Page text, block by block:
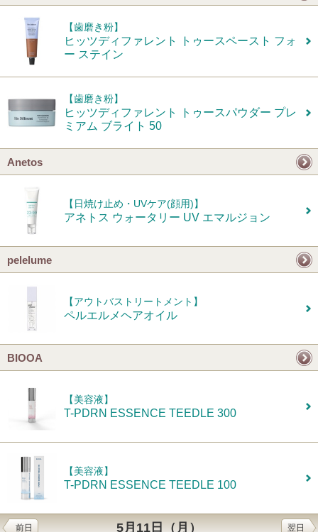
【歯磨き粉】
ヒッツディファレント トゥースペースト フォ
ー ステイン
【歯磨き粉】
ヒッツディファレント トゥースパウダー プレ
ミアム ブライト 50
Anetos
【日焼け止め・UVケア(顔用)】
アネトス ウォータリー UV エマルジョン
pelelume
【アウトバストリートメント】
ペルエルメヘアオイル
BIOOA
【美容液】
T-PDRN ESSENCE TEEDLE 300
【美容液】
T-PDRN ESSENCE TEEDLE 100
前日 翌日
5月11日（月）